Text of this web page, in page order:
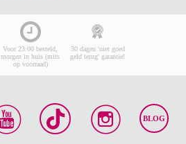
Voor 23:00 besteld,
morgen in huis (mits
op voorraad)
30 dagen 'niet goed
geld terug' garantie!
BLOG